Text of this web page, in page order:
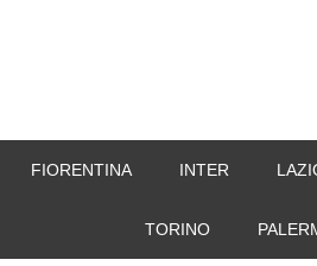
FIORENTINA INTER
TORINO